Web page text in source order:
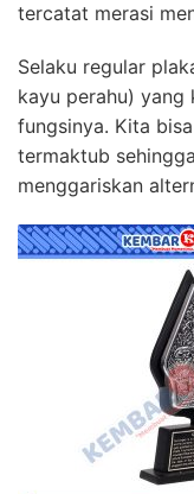
tercatat merasi
Selaku regular
kayu perahu) yang
fungsinya. Kita
termaktub
menggariskan